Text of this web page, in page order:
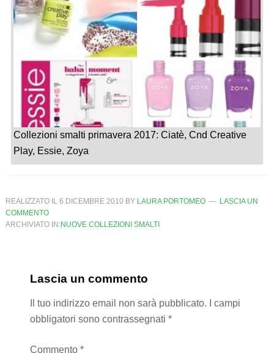
Collezioni smalti primavera 2017: Ciatè, Cnd Creative
Play, Essie, Zoya
REALIZZATO IL 6 DICEMBRE 2010 BY LAURA PORTOMEO
LASCIA UN
COMMENTO
ARCHIVIATO IN:NUOVE COLLEZIONI SMALTI
Lascia un commento
Il tuo indirizzo email non sarà pubblicato.
I campi
obbligatori sono contrassegnati *
Commento *